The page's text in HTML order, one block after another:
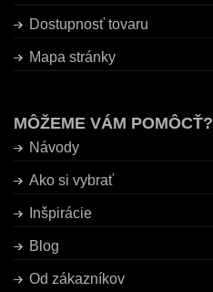
Dostupnosť tovaru
Mapa stránky
MÔŽEME VÁM POMÔCŤ?
Návody
Ako si vybrať
Inšpirácie
Blog
Od zákazníkov